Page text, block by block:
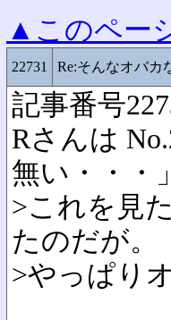
▲このペー
22731 Re:そんなオバカ
記事番号
Rさんは
無い・・・
>これを見
たのだが。
>やっぱり